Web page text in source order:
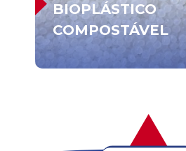
BIOPLÁSTICO
COMPOSTÁVEL